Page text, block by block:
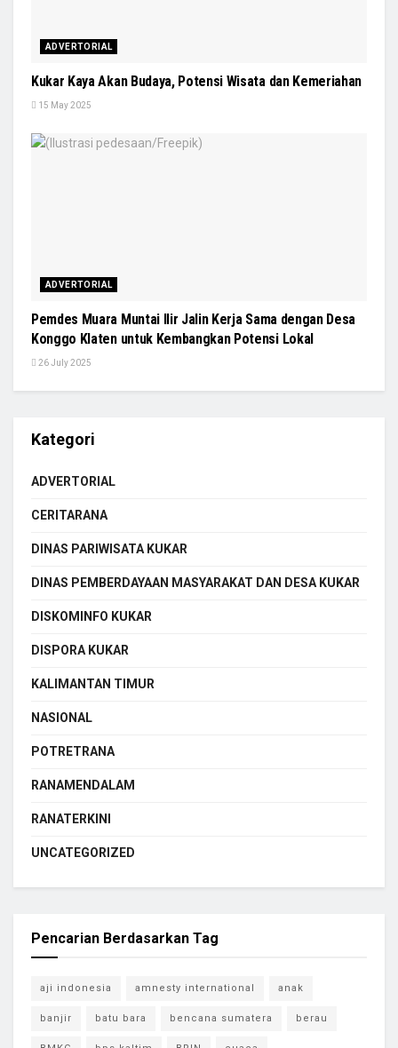
ADVERTORIAL
Kukar Kaya Akan Budaya, Potensi Wisata dan Kemeriahan
15 May 2025
ADVERTORIAL
Pemdes Muara Muntai Ilir Jalin Kerja Sama dengan Desa
Konggo Klaten untuk Kembangkan Potensi Lokal
26 July 2025
Kategori
ADVERTORIAL
CERITARANA
DINAS PARIWISATA KUKAR
DINAS PEMBERDAYAAN MASYARAKAT DAN DESA KUKAR
DISKOMINFO KUKAR
DISPORA KUKAR
KALIMANTAN TIMUR
NASIONAL
POTRETRANA
RANAMENDALAM
RANATERKINI
UNCATEGORIZED
Pencarian Berdasarkan Tag
aji indonesia amnesty international anak
banjir batu bara bencana sumatera berau